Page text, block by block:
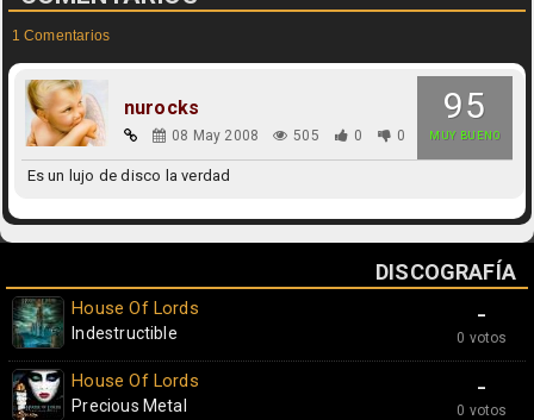
1 Comentarios
95
MUY BUENO
nurocks
08 May 2008 505 0 0
Es un lujo de disco la verdad
DISCOGRAFÍA
-
0 votos
House Of Lords
Indestructible
-
0 votos
House Of Lords
Precious Metal